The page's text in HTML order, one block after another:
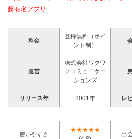
超有名アプリ
料金
登録無料（ポイ
ント制）
運営
株式会社ワクワ
クコミュニケー
ションズ
リリース年 2001年 レ
使いやすさ
★★★★★
出